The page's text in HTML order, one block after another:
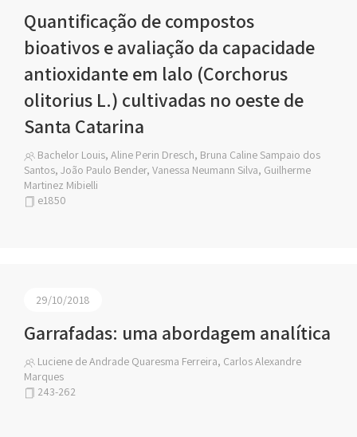
Quantificação de compostos
bioativos e avaliação da capacidade
antioxidante em lalo (Corchorus
olitorius L.) cultivadas no oeste de
Santa Catarina
Bachelor Louis, Aline Perin Dresch, Bruna Caline Sampaio dos
Santos, João Paulo Bender, Vanessa Neumann Silva, Guilherme
Martinez Mibielli
e1850
29/10/2018
Garrafadas: uma abordagem analítica
Luciene de Andrade Quaresma Ferreira, Carlos Alexandre
Marques
243-262